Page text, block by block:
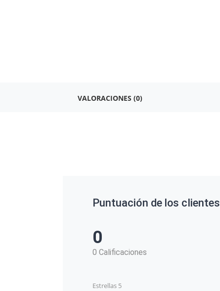
VALORACIONES (0)
Puntuación de los clientes
0
0 Calificaciones
Estrellas 5